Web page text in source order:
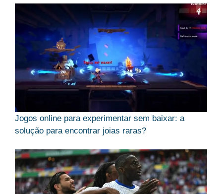
Jogos online para experimentar sem baixar: a
solução para encontrar joias raras?